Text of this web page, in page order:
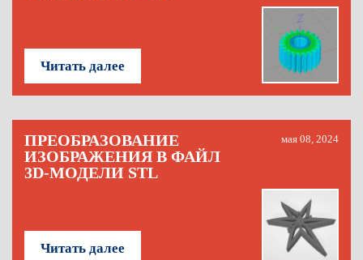
Читать далее
ПРЕОБРАЗОВАНИЕ
ИЗОБРАЖЕНИЯ В ФАЙЛ
3D-МОДЕЛИ STL
мая 08, 2024
Читать далее